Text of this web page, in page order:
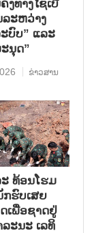
ທາງໄຊເບີ
ະຫວ່າງ
ບົບ” ແລະ
ນຸດ”
ຂ່າວສານ
ທ້ອນ​ໂຮມ
ກ​ຮົບ​ເສຍ​
ເພື່ອ​ຊາດ​ຢູ່​
ະ​ນະ ເລ​ທິ​